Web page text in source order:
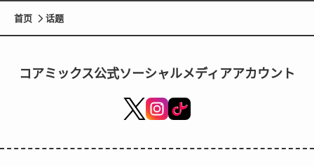
首页 话题
コアミックス公式ソーシャルメディアアカウント